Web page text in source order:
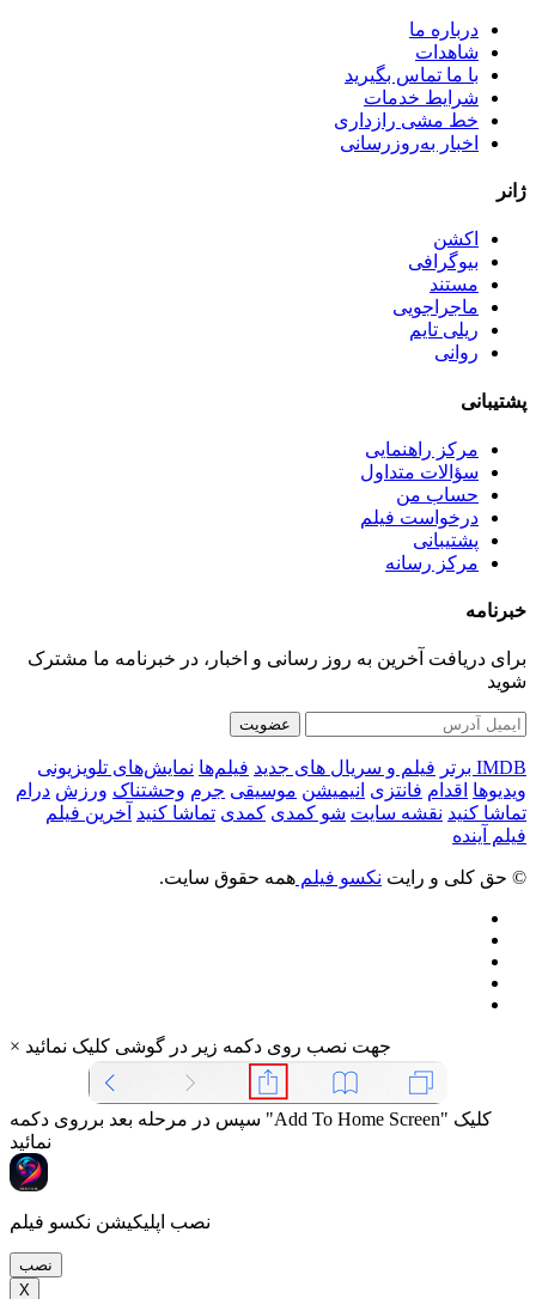
درباره ما
شاهدات
با ما تماس بگیرید
شرایط خدمات
خط مشی رازداری
اخبار به‌روزرسانی
ژانر
اکشن
بیوگرافی
مستند
ماجراجویی
ریلی تایم
روانی
پشتیبانی
مرکز راهنمایی
سؤالات متداول
حساب من
درخواست فیلم
پشتیبانی
مرکز رسانه
خبرنامه
برای دریافت آخرین به روز رسانی و اخبار، در خبرنامه ما مشترک
شوید
عضویت
IMDB برتر فیلم و سریال های جدید فیلم‌ها نمایش‌های تلویزیونی
ویدیوها اقدام فانتزی انیمیشن موسیقی جرم وحشتناک ورزش درام
تماشا کنید نقشه سایت شو کمدی کمدی تماشا کنید آخرین فیلم
فیلم آینده
© حق کلی و رایت نکسو فیلم همه حقوق سایت.
× جهت نصب روی دکمه زیر در گوشی کلیک نمائید
سپس در مرحله بعد برروی دکمه "Add To Home Screen" کلیک
نمائید
نصب اپلیکیشن نکسو فیلم
نصب
X